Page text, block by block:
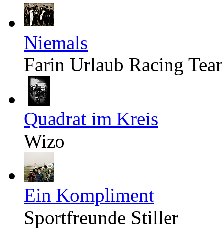
Niemals
Farin Urlaub Racing
Quadrat im Kreis
Wizo
Ein Kompliment
Sportfreunde Stiller